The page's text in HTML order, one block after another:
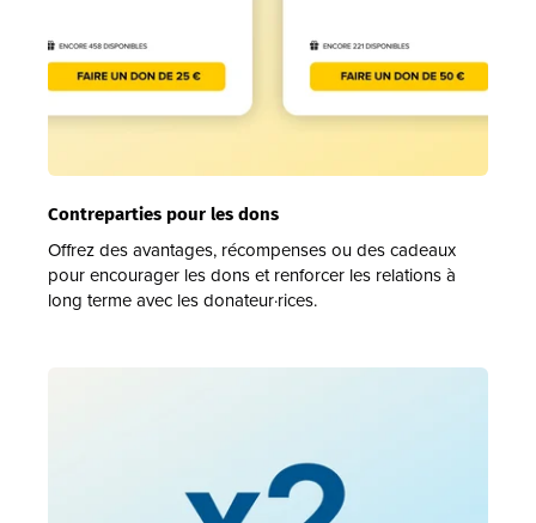
Contreparties pour les dons
Offrez des avantages, récompenses ou des cadeaux
pour encourager les dons et renforcer les relations à
long terme avec les donateur·rices.